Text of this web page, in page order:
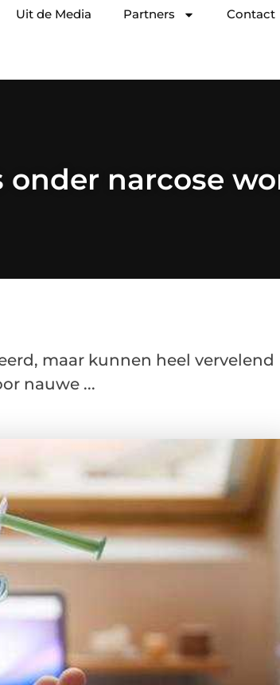
Uit de Media Partners Contact
onder narcose
maar kunnen heel vervelend
nauwe ...